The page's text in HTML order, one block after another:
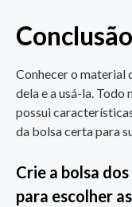
Conclusão
Conhecer o material
dela e a usá-la.
possui
da bolsa certa para
Crie a bolsa
para escolher